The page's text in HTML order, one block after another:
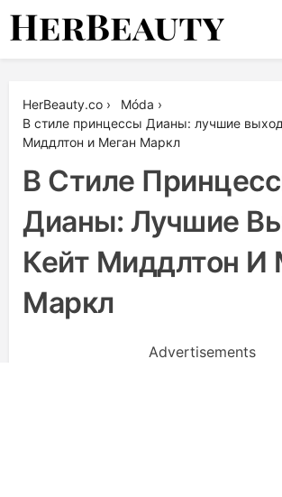
Skip
HerBeauty.co › Móda ›
В стиле принцессы Дианы: лучшие
Миддлтон и Меган Маркл
В Стиле
Дианы: Лучшие
Кейт Миддлтон И
Маркл
Advertisements